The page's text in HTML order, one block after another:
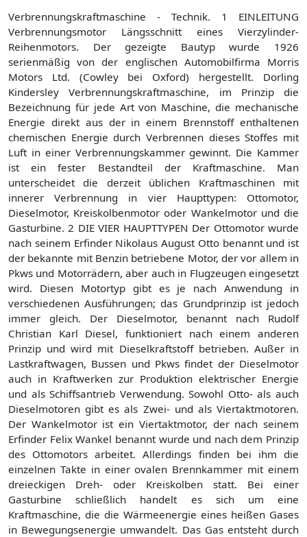
Verbrennungskraftmaschine - Technik. 1 EINLEITUNG
Verbrennungsmotor Längsschnitt eines Vierzylinder-
Reihenmotors. Der gezeigte Bautyp wurde 1926
serienmäßig von der englischen Automobilfirma Morris
Motors Ltd. (Cowley bei Oxford) hergestellt. Dorling
Kindersley Verbrennungskraftmaschine, im Prinzip die
Bezeichnung für jede Art von Maschine, die mechanische
Energie direkt aus der in einem Brennstoff enthaltenen
chemischen Energie durch Verbrennen dieses Stoffes mit
Luft in einer Verbrennungskammer gewinnt. Die Kammer
ist ein fester Bestandteil der Kraftmaschine. Man
unterscheidet die derzeit üblichen Kraftmaschinen mit
innerer Verbrennung in vier Haupttypen: Ottomotor,
Dieselmotor, Kreiskolbenmotor oder Wankelmotor und die
Gasturbine. 2 DIE VIER HAUPTTYPEN Der Ottomotor wurde
nach seinem Erfinder Nikolaus August Otto benannt und ist
der bekannte mit Benzin betriebene Motor, der vor allem in
Pkws und Motorrädern, aber auch in Flugzeugen eingesetzt
wird. Diesen Motortyp gibt es je nach Anwendung in
verschiedenen Ausführungen; das Grundprinzip ist jedoch
immer gleich. Der Dieselmotor, benannt nach Rudolf
Christian Karl Diesel, funktioniert nach einem anderen
Prinzip und wird mit Dieselkraftstoff betrieben. Außer in
Lastkraftwagen, Bussen und Pkws findet der Dieselmotor
auch in Kraftwerken zur Produktion elektrischer Energie
und als Schiffsantrieb Verwendung. Sowohl Otto- als auch
Dieselmotoren gibt es als Zwei- und als Viertaktmotoren.
Der Wankelmotor ist ein Viertaktmotor, der nach seinem
Erfinder Felix Wankel benannt wurde und nach dem Prinzip
des Ottomotors arbeitet. Allerdings finden bei ihm die
einzelnen Takte in einer ovalen Brennkammer mit einem
dreieckigen Dreh- oder Kreiskolben statt. Bei einer
Gasturbine schließlich handelt es sich um eine
Kraftmaschine, die die Wärmeenergie eines heißen Gases
in Bewegungsenergie umwandelt. Das Gas entsteht durch